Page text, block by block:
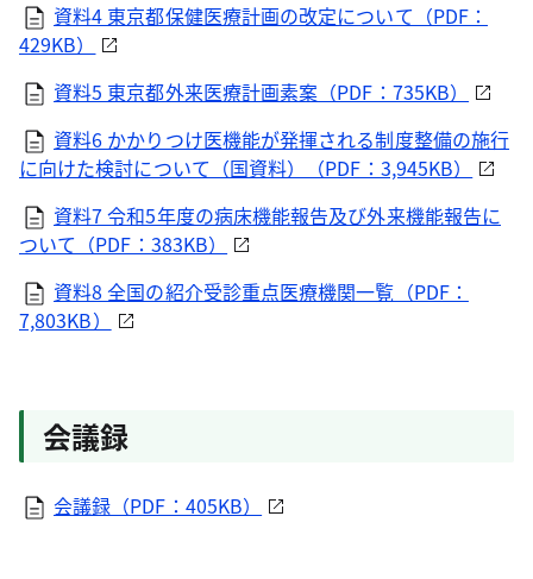
資料4 東京都保健医療計画の改定について（PDF：
429KB）
資料5 東京都外来医療計画素案（PDF：735KB）
資料6 かかりつけ医機能が発揮される制度整備の施行
に向けた検討について（国資料）（PDF：3,945KB）
資料7 令和5年度の病床機能報告及び外来機能報告に
ついて（PDF：383KB）
資料8 全国の紹介受診重点医療機関一覧（PDF：
7,803KB）
会議録
会議録（PDF：405KB）